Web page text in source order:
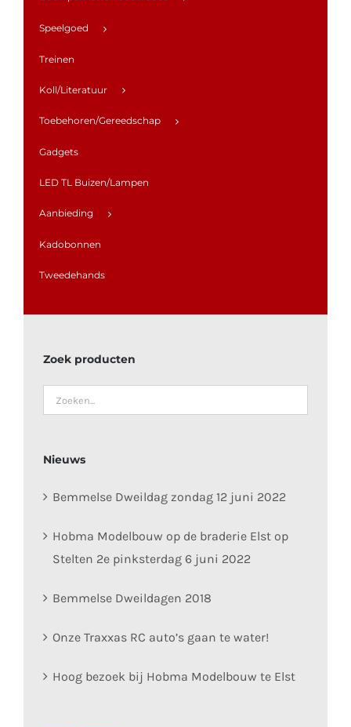
Speelgoed
Treinen
Koll/Literatuur
Toebehoren/Gereedschap
Gadgets
LED TL Buizen/Lampen
Aanbieding
Kadobonnen
Tweedehands
Zoek producten
Nieuws
Bemmelse Dweildag zondag 12 juni 2022
Hobma Modelbouw op de braderie Elst op
Stelten 2e pinksterdag 6 juni 2022
Bemmelse Dweildagen 2018
Onze Traxxas RC auto’s gaan te water!
Hoog bezoek bij Hobma Modelbouw te Elst